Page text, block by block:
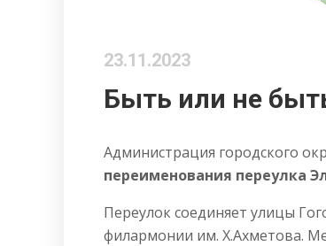
23.11.2023
Быть или не
Администрация городского
переименования переулка
Переулок соединяет улицы
филармонии им. Х.Ахметова.